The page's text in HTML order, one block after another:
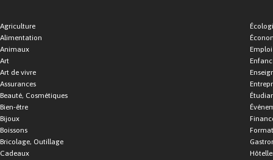
Agriculture
Alimentation
Animaux
Art
Art de vivre
Assurances
Beauté, Cosmétiques
Bien-être
Bijoux
Boissons
Bricolage, Outillage
Cadeaux
Emploi